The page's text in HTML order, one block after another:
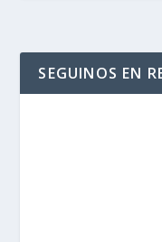
SEGUINOS EN